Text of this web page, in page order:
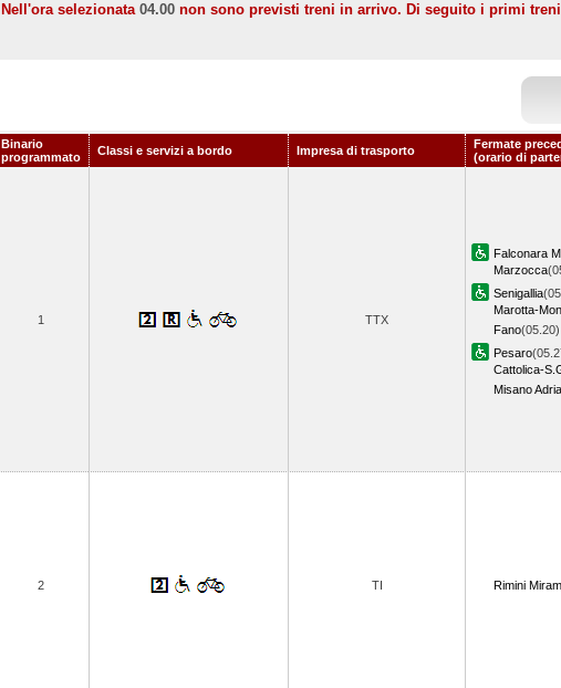
Nell'ora selezionata 04.00 non sono previsti treni in arrivo. Di seguito i primi
Binario
programmato
Classi e servizi a bordo Impresa di trasporto
Fermate
(orario di
1 TTX
Falconara
Marzocca
Senigallia
Marotta-
Fano(05.20)
Pesaro
Cattolica-
Misano
2 TI Rimini